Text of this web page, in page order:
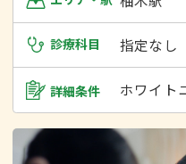
診療科目 指定なし
詳細条件 ホワイト